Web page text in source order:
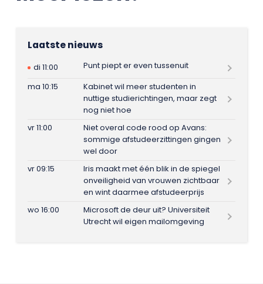
Laatste nieuws
di 11:00
Punt piept er even tussenuit
ma 10:15
Kabinet wil meer studenten in
nuttige studierichtingen, maar zegt
nog niet hoe
vr 11:00
Niet overal code rood op Avans:
sommige afstudeerzittingen gingen
wel door
vr 09:15
Iris maakt met één blik in de spiegel
onveiligheid van vrouwen zichtbaar
en wint daarmee afstudeerprijs
wo 16:00
Microsoft de deur uit? Universiteit
Utrecht wil eigen mailomgeving